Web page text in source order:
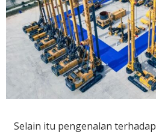
Selain itu pengenalan